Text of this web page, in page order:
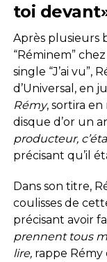
toi
Après plusieurs
“Réminem” chez
single “J’ai vu”,
d’Universal, en
Rémy, sortira en
disque d’or un
producteur,
précisant qu’il
Dans son titre,
coulisses de
précisant avoir
prennent tous
lire,rappe Rémy